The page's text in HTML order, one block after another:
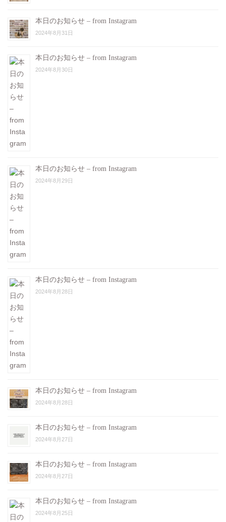
本日のお知らせ – from Instagram
2024年8月31日
本日のお知らせ – from Instagram
2024年8月30日
本日のお知らせ – from Instagram
2024年8月29日
本日のお知らせ – from Instagram
2024年8月28日
本日のお知らせ – from Instagram
2024年8月28日
本日のお知らせ – from Instagram
2024年8月27日
本日のお知らせ – from Instagram
2024年8月27日
本日のお知らせ – from Instagram
2024年8月25日